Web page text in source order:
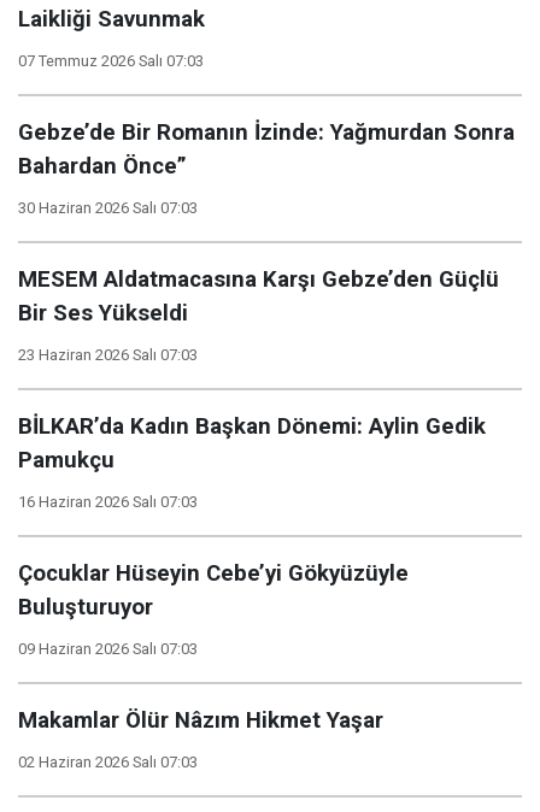
Laikliği Savunmak
07 Temmuz 2026 Salı 07:03
Gebze’de Bir Romanın İzinde: Yağmurdan Sonra
Bahardan Önce”
30 Haziran 2026 Salı 07:03
MESEM Aldatmacasına Karşı Gebze’den Güçlü
Bir Ses Yükseldi
23 Haziran 2026 Salı 07:03
BİLKAR’da Kadın Başkan Dönemi: Aylin Gedik
Pamukçu
16 Haziran 2026 Salı 07:03
Çocuklar Hüseyin Cebe’yi Gökyüzüyle
Buluşturuyor
09 Haziran 2026 Salı 07:03
Makamlar Ölür Nâzım Hikmet Yaşar
02 Haziran 2026 Salı 07:03